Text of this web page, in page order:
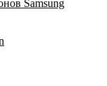
Samsung